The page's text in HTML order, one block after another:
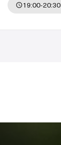
19:00-20:30